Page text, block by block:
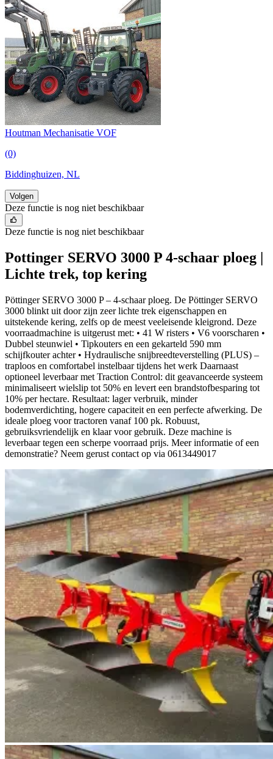
Houtman Mechanisatie VOF
(0)
Biddinghuizen, NL
Volgen
Deze functie is nog niet beschikbaar
Deze functie is nog niet beschikbaar
Pottinger SERVO 3000 P 4-schaar ploeg |
Lichte trek, top kering
Pöttinger SERVO 3000 P – 4-schaar ploeg. De Pöttinger SERVO
3000 blinkt uit door zijn zeer lichte trek eigenschappen en
uitstekende kering, zelfs op de meest veeleisende kleigrond. Deze
voorraadmachine is uitgerust met: • 41 W risters • V6 voorscharen •
Dubbel steunwiel • Tipkouters en een gekarteld 590 mm
schijfkouter achter • Hydraulische snijbreedteverstelling (PLUS) –
traploos en comfortabel instelbaar tijdens het werk Daarnaast
optioneel leverbaar met Traction Control: dit geavanceerde systeem
minimaliseert wielslip tot 50% en levert een brandstofbesparing tot
10% per hectare. Resultaat: lager verbruik, minder
bodemverdichting, hogere capaciteit en een perfecte afwerking. De
ideale ploeg voor tractoren vanaf 100 pk. Robuust,
gebruiksvriendelijk en klaar voor gebruik. Deze machine is
leverbaar tegen een scherpe voorraad prijs. Meer informatie of een
demonstratie? Neem gerust contact op via 0613449017